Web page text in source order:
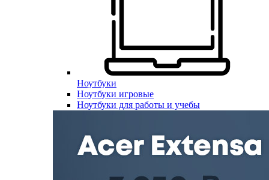
Ноутбуки
Ноутбуки игровые
Ноутбуки для работы и учебы